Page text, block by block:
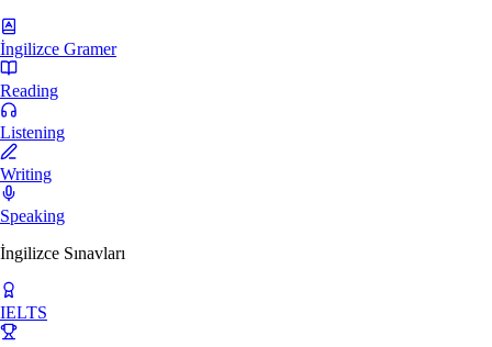
İngilizce Gramer
Reading
Listening
Writing
Speaking
İngilizce Sınavları
IELTS